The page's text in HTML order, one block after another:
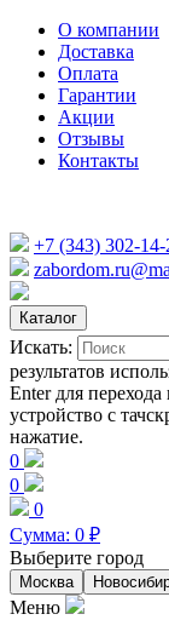
О компании
Доставка
Оплата
Гарантии
Акции
Отзывы
Контакты
+7 (343) 302-14-
Каталог
Искать:
результатов
Enter для
устройство с
нажатие.
0
0
0
Сумма: 0 ₽
Выберите город
Москва
Меню